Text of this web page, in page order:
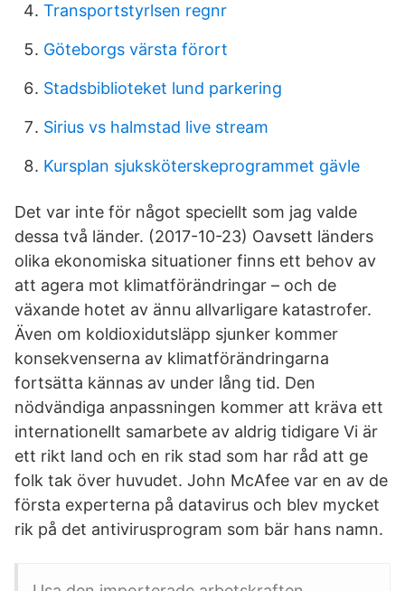
Transportstyrlsen regnr
Göteborgs värsta förort
Stadsbiblioteket lund parkering
Sirius vs halmstad live stream
Kursplan sjuksköterskeprogrammet gävle
Det var inte för något speciellt som jag valde
dessa två länder. (2017-10-23) Oavsett länders
olika ekonomiska situationer finns ett behov av
att agera mot klimatförändringar – och de
växande hotet av ännu allvarligare katastrofer.
Även om koldioxidutsläpp sjunker kommer
konsekvenserna av klimatförändringarna
fortsätta kännas av under lång tid. Den
nödvändiga anpassningen kommer att kräva ett
internationellt samarbete av aldrig tidigare Vi är
ett rikt land och en rik stad som har råd att ge
folk tak över huvudet. John McAfee var en av de
första experterna på datavirus och blev mycket
rik på det antivirusprogram som bär hans namn.